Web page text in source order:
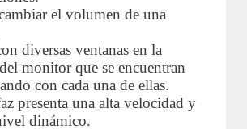
el volumen de una
diversas ventanas en la
monitor que se encuentran
con cada una de ellas.
presenta una alta velocidad y
dinámico.